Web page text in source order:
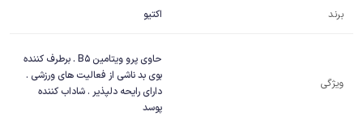
برند اکتیو
ویژگی
پوسد